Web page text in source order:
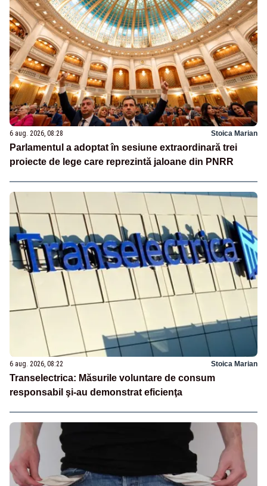
6 aug. 2026, 08:28 Stoica Marian
Parlamentul a adoptat în sesiune extraordinară trei
proiecte de lege care reprezintă jaloane din PNRR
6 aug. 2026, 08:22 Stoica Marian
Transelectrica: Măsurile voluntare de consum
responsabil şi-au demonstrat eficienţa